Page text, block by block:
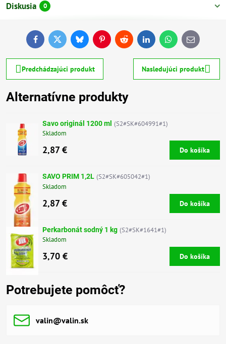
Diskusia 0
FacebookTwitterBlueskyPinterestReddit LinkedInWhatsApp
E-
mail
Predchádzajúci produkt Nasledujúci produkt
Alternatívne produkty
Savo originál 1200 ml (S2#SK#604991#1)
Skladom
2,87 € Do košíka
SAVO PRIM 1,2L (S2#SK#605042#1)
Skladom
2,87 € Do košíka
Perkarbonát sodný 1 kg (S2#SK#1641#1)
Skladom
3,70 € Do košíka
Potrebujete pomôcť?
valin​@valin​.sk